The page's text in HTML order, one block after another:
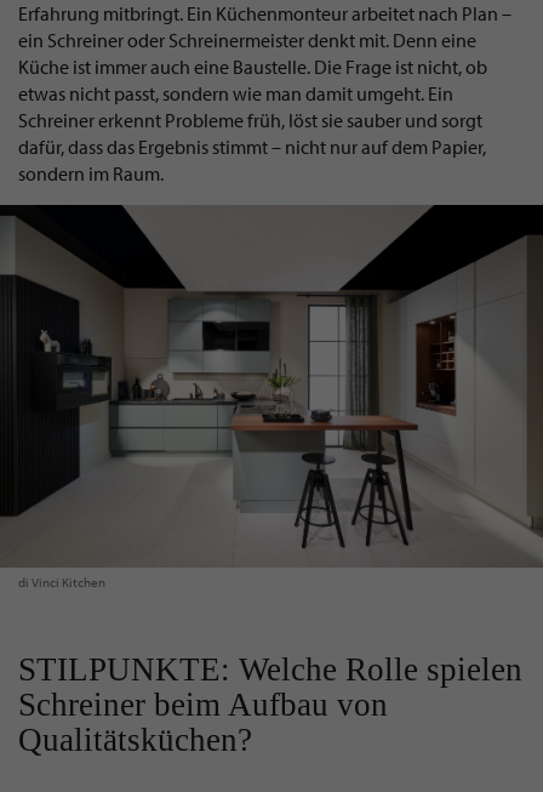
Erfahrung mitbringt. Ein Küchenmonteur arbeitet nach Plan –
ein Schreiner oder Schreinermeister denkt mit. Denn eine
Küche ist immer auch eine Baustelle. Die Frage ist nicht, ob
etwas nicht passt, sondern wie man damit umgeht. Ein
Schreiner erkennt Probleme früh, löst sie sauber und sorgt
dafür, dass das Ergebnis stimmt – nicht nur auf dem Papier,
sondern im Raum.
di Vinci Kitchen
STILPUNKTE: Welche Rolle spielen
Schreiner beim Aufbau von
Qualitätsküchen?